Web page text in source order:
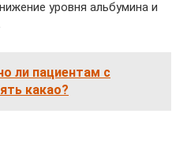
уровня альбумина и
ли пациентам с
какао?